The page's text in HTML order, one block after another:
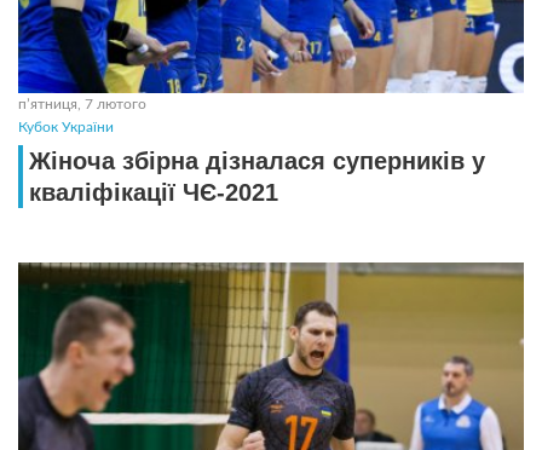
пʼятниця, 7 лютого
Кубок України
Жіноча збірна дізналася суперників у
кваліфікації ЧЄ-2021